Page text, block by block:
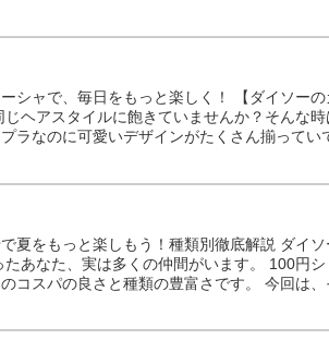
シャで、毎日をもっと楽しく！ 【ダイソー
じヘアスタイルに飽きていませんか？そんな
ラなのに可愛いデザインがたくさん揃って
夏をもっと楽しもう！種類別徹底解説 ダイ
あなた、実は多くの仲間がいます。 100円
コスパの良さと種類の豊富さです。 今回は